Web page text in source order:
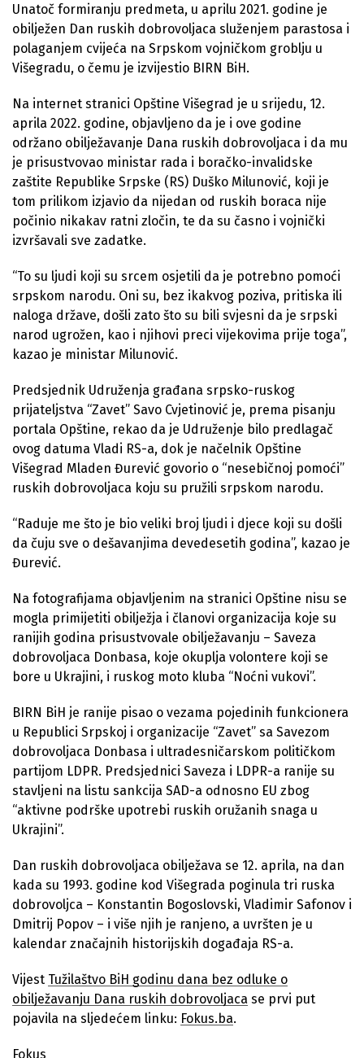
Unatoč formiranju predmeta, u aprilu 2021. godine je
obilježen Dan ruskih dobrovoljaca služenjem parastosa i
polaganjem cvijeća na Srpskom vojničkom groblju u
Višegradu, o čemu je izvijestio BIRN BiH.
Na internet stranici Opštine Višegrad je u srijedu, 12.
aprila 2022. godine, objavljeno da je i ove godine
održano obilježavanje Dana ruskih dobrovoljaca i da mu
je prisustvovao ministar rada i boračko-invalidske
zaštite Republike Srpske (RS) Duško Milunović, koji je
tom prilikom izjavio da nijedan od ruskih boraca nije
počinio nikakav ratni zločin, te da su časno i vojnički
izvršavali sve zadatke.
“To su ljudi koji su srcem osjetili da je potrebno pomoći
srpskom narodu. Oni su, bez ikakvog poziva, pritiska ili
naloga države, došli zato što su bili svjesni da je srpski
narod ugrožen, kao i njihovi preci vijekovima prije toga”,
kazao je ministar Milunović.
Predsjednik Udruženja građana srpsko-ruskog
prijateljstva “Zavet” Savo Cvjetinović je, prema pisanju
portala Opštine, rekao da je Udruženje bilo predlagač
ovog datuma Vladi RS-a, dok je načelnik Opštine
Višegrad Mladen Đurević govorio o “nesebičnoj pomoći”
ruskih dobrovoljaca koju su pružili srpskom narodu.
“Raduje me što je bio veliki broj ljudi i djece koji su došli
da čuju sve o dešavanjima devedesetih godina”, kazao je
Đurević.
Na fotografijama objavljenim na stranici Opštine nisu se
mogla primijetiti obilježja i članovi organizacija koje su
ranijih godina prisustvovale obilježavanju – Saveza
dobrovoljaca Donbasa, koje okuplja volontere koji se
bore u Ukrajini, i ruskog moto kluba “Noćni vukovi”.
BIRN BiH je ranije pisao o vezama pojedinih funkcionera
u Republici Srpskoj i organizacije “Zavet” sa Savezom
dobrovoljaca Donbasa i ultradesničarskom političkom
partijom LDPR. Predsjednici Saveza i LDPR-a ranije su
stavljeni na listu sankcija SAD-a odnosno EU zbog
“aktivne podrške upotrebi ruskih oružanih snaga u
Ukrajini”.
Dan ruskih dobrovoljaca obilježava se 12. aprila, na dan
kada su 1993. godine kod Višegrada poginula tri ruska
dobrovoljca – Konstantin Bogoslovski, Vladimir Safonov i
Dmitrij Popov – i više njih je ranjeno, a uvršten je u
kalendar značajnih historijskih događaja RS-a.
Vijest Tužilaštvo BiH godinu dana bez odluke o
obilježavanju Dana ruskih dobrovoljaca se prvi put
pojavila na sljedećem linku: Fokus.ba.
Fokus